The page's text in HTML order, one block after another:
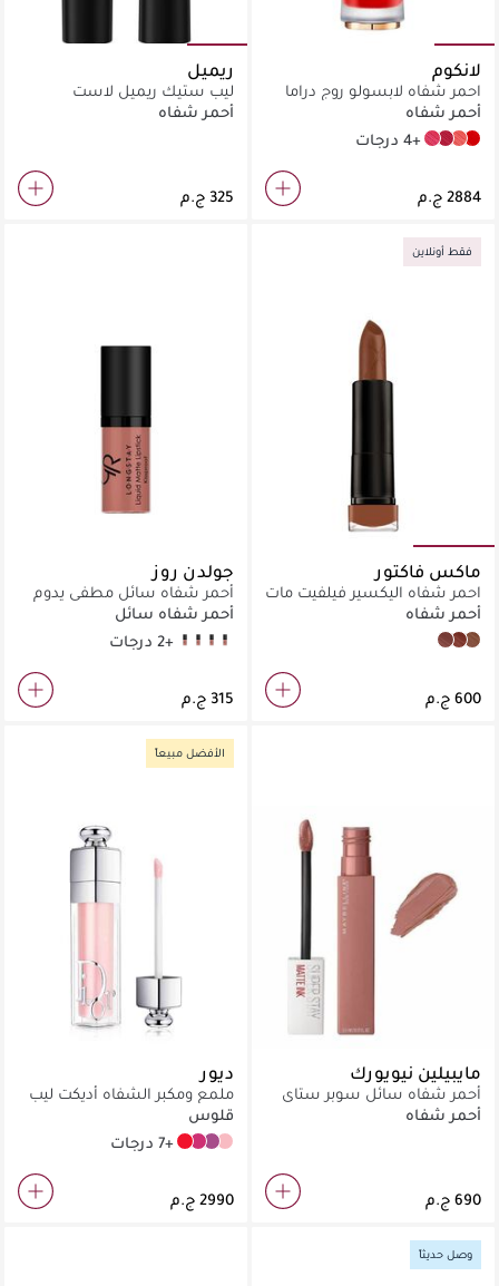
لانكوم
احمر شفاه لابسولو روج دراما
انك مطفي
أحمر شفاه
196 French Touch
274 French Tea
888 French Idol
270 Peau Contre Peau+4 درجات
ريميل
ليب ستيك ريميل لاست
فينينش بينك
أحمر شفاه
فقط أونلاين
ماكس فاكتور
احمر شفاه اليكسير فيلفيت مات
أحمر شفاه
Caramel
desert
Dusk
جولدن روز
أحمر شفاه سائل مطفي يدوم
طويلاً ميني
أحمر شفاه سائل
19
20
22
16 +2 درجات
مايبيلين نيويورك
أحمر شفاه سائل سوبر ستاي
مات إنك -65 سيداكتريس
أحمر شفاه
الأفضل مبيعاً
ديور
ملمع ومكبر الشفاه أديكت ليب
ماكسمايزر
قلوس
001 Pink
006 Berry
007 Raspberry
015 Cherry+7 درجات
وصل حديثاً